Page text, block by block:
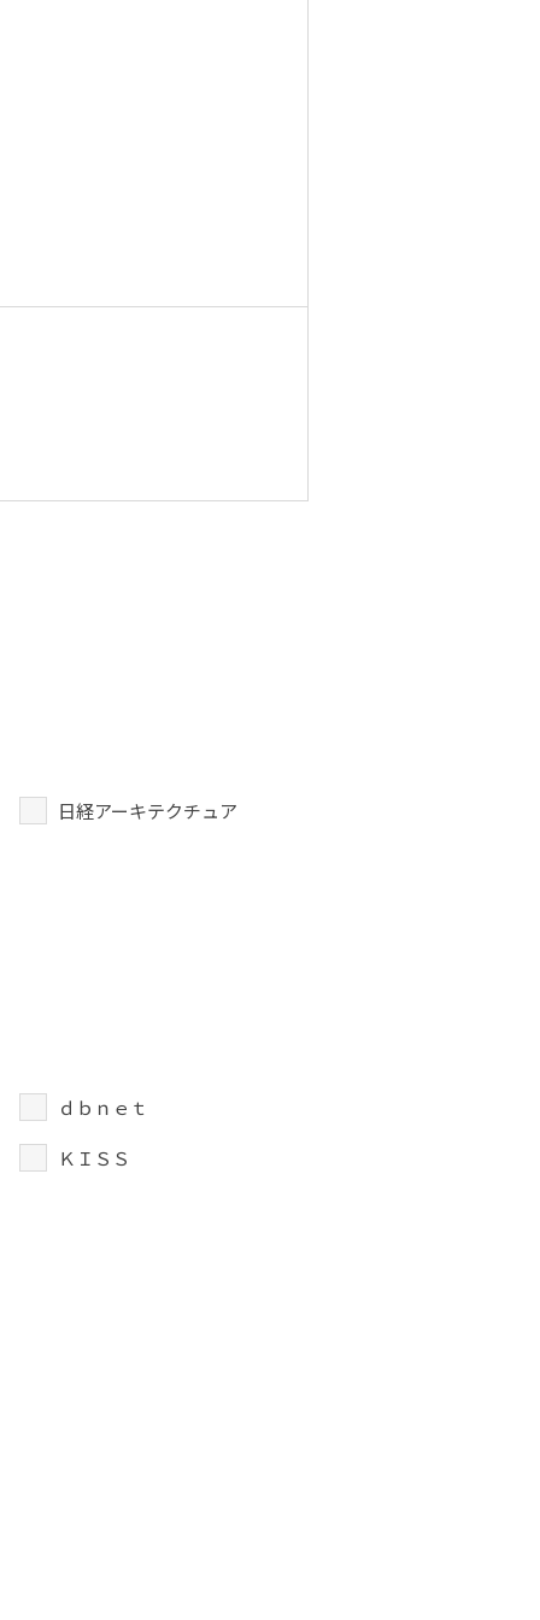
日経アーキテクチュア
ｄｂｎｅｔ
ＫＩＳＳ